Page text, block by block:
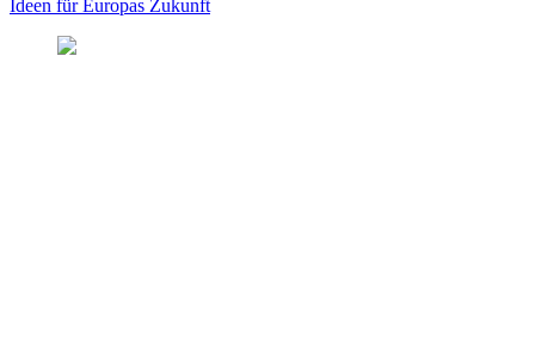
Ideen für Europas Zukunft